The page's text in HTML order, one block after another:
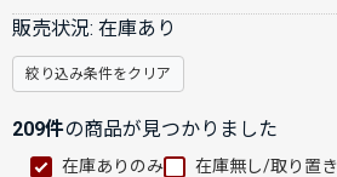
販売状況: 在庫あり
絞り込み条件をクリア
209件の商品が見つかりました
在庫ありのみ 在庫無し/取り置き